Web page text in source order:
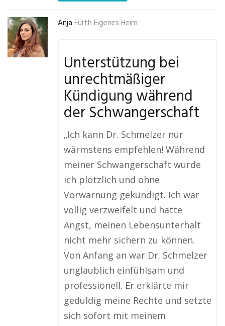
Anja Fürth Eigenes Heim
Unterstützung bei
unrechtmäßiger
Kündigung während
der Schwangerschaft
„Ich kann Dr. Schmelzer nur
wärmstens empfehlen! Während
meiner Schwangerschaft wurde
ich plötzlich und ohne
Vorwarnung gekündigt. Ich war
völlig verzweifelt und hatte
Angst, meinen Lebensunterhalt
nicht mehr sichern zu können.
Von Anfang an war Dr. Schmelzer
unglaublich einfühlsam und
professionell. Er erklärte mir
geduldig meine Rechte und setzte
sich sofort mit meinem